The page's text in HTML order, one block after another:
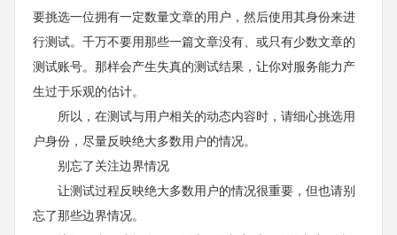
要挑选一位拥有一定数量文章的用户，然后使用其身份来进
行测试。千万不要用那些一篇文章没有、或只有少数文章的
测试账号。那样会产生失真的测试结果，让你对服务能力产
生过于乐观的估计。
所以，在测试与用户相关的动态内容时，请细心挑选用
户身份，尽量反映绝大多数用户的情况。
别忘了关注边界情况
让测试过程反映绝大多数用户的情况很重要，但也请别
忘了那些边界情况。